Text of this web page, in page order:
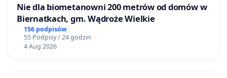
Nie dla biometanowni 200 metrów od domów w
Biernatkach, gm. Wądroże Wielkie
156 podpisów
55 Podpisy / 24 godzin
4 Aug 2026